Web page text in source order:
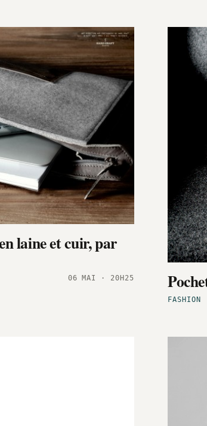
laine et cuir, par
06 MAI · 20H25
FASHION